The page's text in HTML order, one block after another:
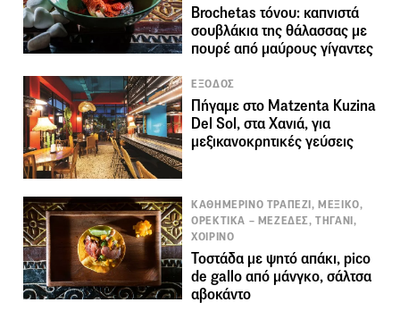
Brochetas τόνου: καπνιστά
σουβλάκια της θάλασσας με
πουρέ από μαύρους γίγαντες
ΕΞΟΔΟΣ
Πήγαμε στο Matzenta Kuzina
Del Sol, στα Χανιά, για
μεξικανοκρητικές γεύσεις
ΚΑΘΗΜΕΡΙΝΟ ΤΡΑΠΕΖΙ, ΜΕΞΙΚΟ,
ΟΡΕΚΤΙΚΑ – ΜΕΖΕΔΕΣ, ΤΗΓΑΝΙ,
ΧΟΙΡΙΝΟ
Τοστάδα με ψητό απάκι, pico
de gallo από μάνγκο, σάλτσα
αβοκάντο